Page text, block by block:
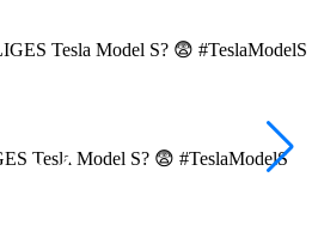
Tesla Model S? 😨 #TeslaModelS